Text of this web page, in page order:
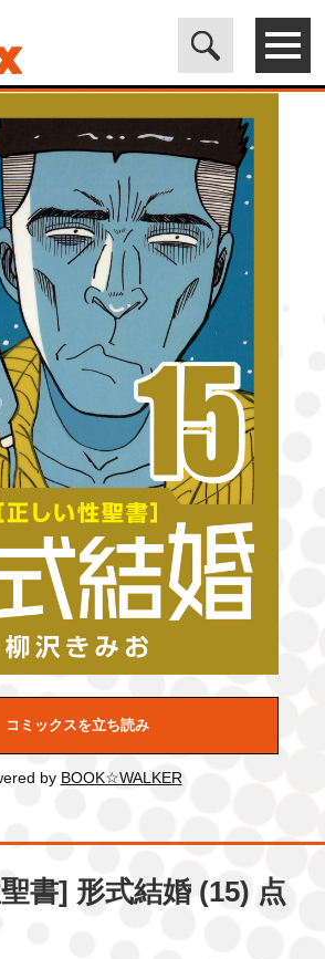
コマックス)公式サイト - 株式会社ICE>
] 形式結婚 (15) 点滴の人
コミックスを立ち読み
by BOOK☆WALKER
書] 形式結婚 (15) 点